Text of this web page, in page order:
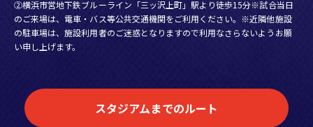
②横浜市営地下鉄ブルーライン「三ッ沢上町」駅より徒歩15分※試合当日
のご来場は、電車・バス等公共交通機関をご利用ください。※近隣他施設
の駐車場は、施設利用者のご迷惑となりますので利用なさらないようお願
い申し上げます。
スタジアムまでのルート